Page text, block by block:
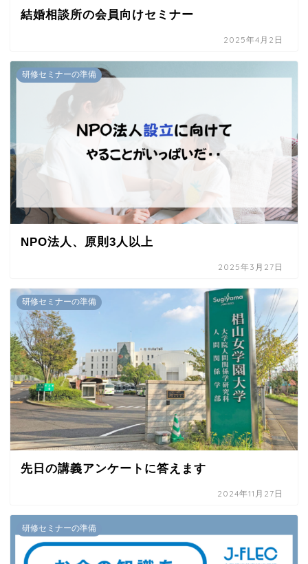
結婚相談所の会員向けセミナー
2025年4月2日
研修セミナーの準備
NPO法人、原則3人以上
2025年3月27日
研修セミナーの準備
先日の講義アンケートに答えます
2024年11月27日
研修セミナーの準備